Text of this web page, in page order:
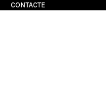
CONTACTE